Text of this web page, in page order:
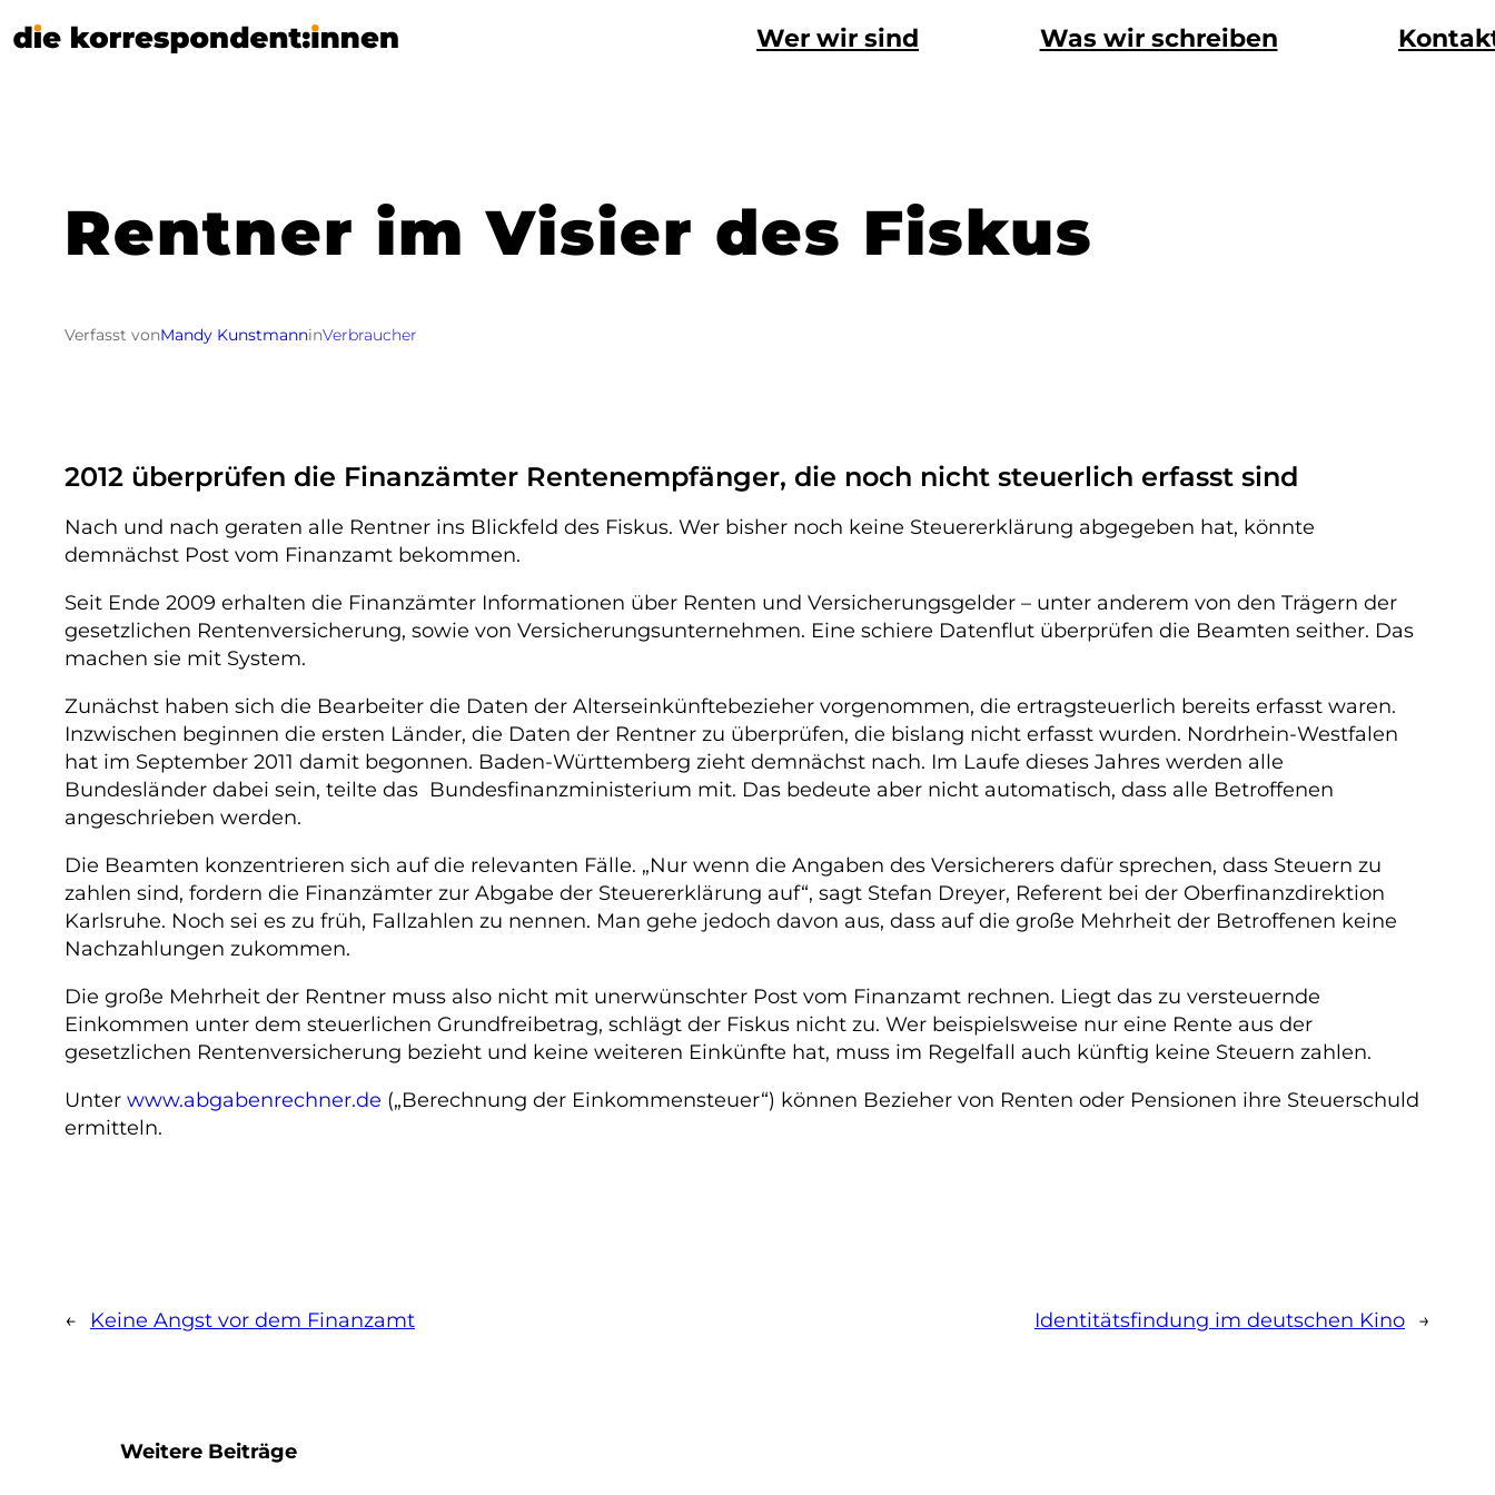
Wer wir sind Was wir schreiben
Rentner im Visier des Fiskus
Verfasst vonMandy KunstmanninVerbraucher
2012 überprüfen die Finanzämter Rentenempfänger, die noch nicht steuerlich erfasst sind
Nach und nach geraten alle Rentner ins Blickfeld des Fiskus. Wer bisher noch keine Steuererklärung abgegeben hat, könnte
demnächst Post vom Finanzamt bekommen.
Seit Ende 2009 erhalten die Finanzämter Informationen über Renten und Versicherungsgelder – unter anderem von den Trägern der
gesetzlichen Rentenversicherung, sowie von Versicherungsunternehmen. Eine schiere Datenflut überprüfen die Beamten seither. Das
machen sie mit System.
Zunächst haben sich die Bearbeiter die Daten der Alterseinkünftebezieher vorgenommen, die ertragsteuerlich bereits erfasst waren.
Inzwischen beginnen die ersten Länder, die Daten der Rentner zu überprüfen, die bislang nicht erfasst wurden. Nordrhein-Westfalen
hat im September 2011 damit begonnen. Baden-Württemberg zieht demnächst nach. Im Laufe dieses Jahres werden alle
Bundesländer dabei sein, teilte das Bundesfinanzministerium mit. Das bedeute aber nicht automatisch, dass alle Betroffenen
angeschrieben werden.
Die Beamten konzentrieren sich auf die relevanten Fälle. „Nur wenn die Angaben des Versicherers dafür sprechen, dass Steuern zu
zahlen sind, fordern die Finanzämter zur Abgabe der Steuererklärung auf“, sagt Stefan Dreyer, Referent bei der Oberfinanzdirektion
Karlsruhe. Noch sei es zu früh, Fallzahlen zu nennen. Man gehe jedoch davon aus, dass auf die große Mehrheit der Betroffenen keine
Nachzahlungen zukommen.
Die große Mehrheit der Rentner muss also nicht mit unerwünschter Post vom Finanzamt rechnen. Liegt das zu versteuernde
Einkommen unter dem steuerlichen Grundfreibetrag, schlägt der Fiskus nicht zu. Wer beispielsweise nur eine Rente aus der
gesetzlichen Rentenversicherung bezieht und keine weiteren Einkünfte hat, muss im Regelfall auch künftig keine Steuern zahlen.
Unter www.abgabenrechner.de („Berechnung der Einkommensteuer“) können Bezieher von Renten oder Pensionen ihre Steuerschuld
ermitteln.
← Keine Angst vor dem Finanzamt Identitätsfindung im deutschen Kino →
Weitere Beiträge